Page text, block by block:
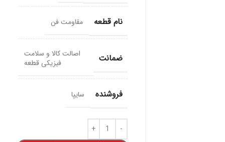
نام قطعه مقاومت فن
ضمانت
اصالت کالا و سلامت
فیزیکی قطعه
فروشنده سایپا